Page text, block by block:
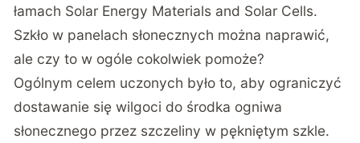
łamach Solar Energy Materials and Solar Cells.
Szkło w panelach słonecznych można naprawić,
ale czy to w ogóle cokolwiek pomoże?
Ogólnym celem uczonych było to, aby ograniczyć
dostawanie się wilgoci do środka ogniwa
słonecznego przez szczeliny w pękniętym szkle.